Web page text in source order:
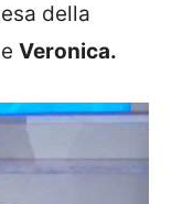
della
Veronica.